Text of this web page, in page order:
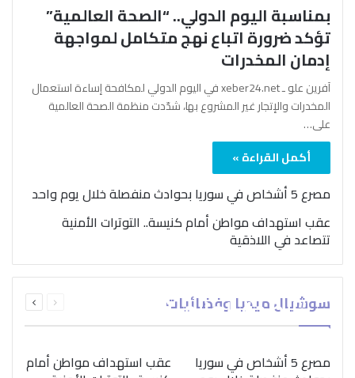
بمناسبة اليوم الدولي.. “الصحة العالمية”
تؤكد ضرورة اتباع نهج متكامل لمواجهة
إدمان المخدرات
آفرين علو ـ xeber24.net في اليوم الدولي لمكافحة إساءة استعمال
المخدرات والإتجار غير المشروع بها، شدّدت منظمة الصحة العالمية
على…
أكمل القراءة »
مصرع 5 أشخاص في سوريا بحوادث منفصلة خلال يوم واحد
عقب استهداف مواطن أمام كنيسة.. التوترات الأمنية
تتصاعد في اللاذقية
سوشيال ميديا وفضائيات الصفحةالصفحة
بمناسبة اليوم الدولي..
“الصحة العالمية” تؤكد
ضرورة اتباع نهج متكامل
لمواجهة إدمان المخدرات
مصرع 5 أشخاص في سوريا عقب استهداف مواطن أمام